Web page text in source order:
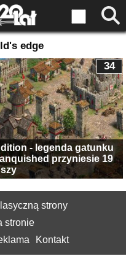
edge
- legenda gatunku
przyniesie 19
34
strony
stronie
Kontakt